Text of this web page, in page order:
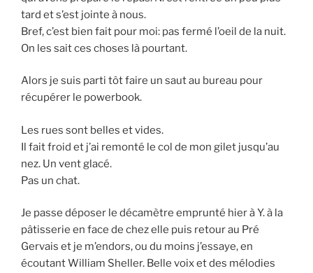
tard et s’est jointe à nous.
Bref, c’est bien fait pour moi: pas fermé l’oeil de la nuit.
On les sait ces choses là pourtant.
Alors je suis parti tôt faire un saut au bureau pour
récupérer le powerbook.
Les rues sont belles et vides.
Il fait froid et j’ai remonté le col de mon gilet jusqu’au
nez. Un vent glacé.
Pas un chat.
Je passe déposer le décamètre emprunté hier à Y. à la
pâtisserie en face de chez elle puis retour au Pré
Gervais et je m’endors, ou du moins j’essaye, en
écoutant William Sheller. Belle voix et des mélodies